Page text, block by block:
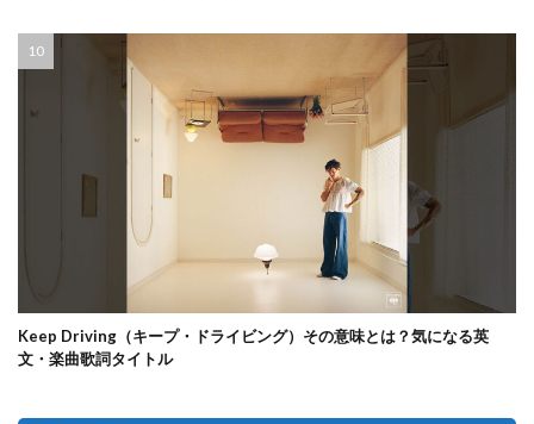
Keep Driving（キープ・ドライビング）その意味とは？気になる英
文・楽曲歌詞タイトル